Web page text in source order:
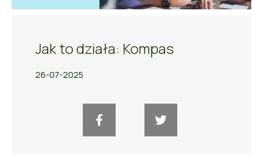
Jak to działa: Kompas
26-07-2025